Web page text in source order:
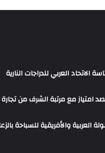
الاتحاد العربي للدراجات النارية
امتياز مع مرتبة الشرف من تجارة
العربية والأفريقية للسباحة